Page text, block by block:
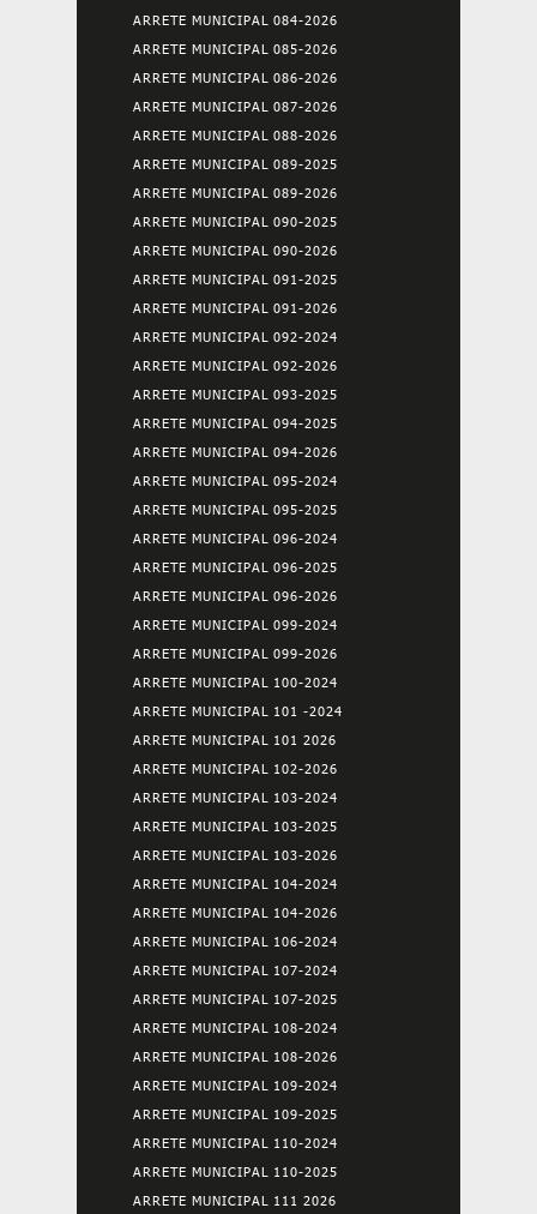
ARRETE MUNICIPAL 084-2026
ARRETE MUNICIPAL 085-2026
ARRETE MUNICIPAL 086-2026
ARRETE MUNICIPAL 087-2026
ARRETE MUNICIPAL 088-2026
ARRETE MUNICIPAL 089-2025
ARRETE MUNICIPAL 089-2026
ARRETE MUNICIPAL 090-2025
ARRETE MUNICIPAL 090-2026
ARRETE MUNICIPAL 091-2025
ARRETE MUNICIPAL 091-2026
ARRETE MUNICIPAL 092-2024
ARRETE MUNICIPAL 092-2026
ARRETE MUNICIPAL 093-2025
ARRETE MUNICIPAL 094-2025
ARRETE MUNICIPAL 094-2026
ARRETE MUNICIPAL 095-2024
ARRETE MUNICIPAL 095-2025
ARRETE MUNICIPAL 096-2024
ARRETE MUNICIPAL 096-2025
ARRETE MUNICIPAL 096-2026
ARRETE MUNICIPAL 099-2024
ARRETE MUNICIPAL 099-2026
ARRETE MUNICIPAL 100-2024
ARRETE MUNICIPAL 101 -2024
ARRETE MUNICIPAL 101 2026
ARRETE MUNICIPAL 102-2026
ARRETE MUNICIPAL 103-2024
ARRETE MUNICIPAL 103-2025
ARRETE MUNICIPAL 103-2026
ARRETE MUNICIPAL 104-2024
ARRETE MUNICIPAL 104-2026
ARRETE MUNICIPAL 106-2024
ARRETE MUNICIPAL 107-2024
ARRETE MUNICIPAL 107-2025
ARRETE MUNICIPAL 108-2024
ARRETE MUNICIPAL 108-2026
ARRETE MUNICIPAL 109-2024
ARRETE MUNICIPAL 109-2025
ARRETE MUNICIPAL 110-2024
ARRETE MUNICIPAL 110-2025
ARRETE MUNICIPAL 111 2026